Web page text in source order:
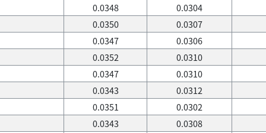
0.0348 0.0304
0.0350 0.0307
0.0347 0.0306
0.0352 0.0310
0.0347 0.0310
0.0343 0.0312
0.0351 0.0302
0.0343 0.0308